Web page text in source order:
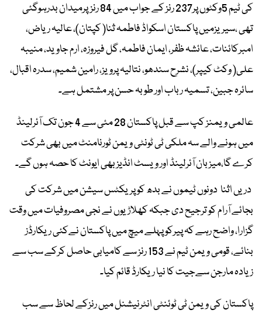
کی ٹیم 5وکٹوں پر237 رنز کے جواب میں 84 رنزپرمیدان بدرہوگئی
تھی ،سیریزمیں پاکستان اسکواڈ فاطمہ ثنا( کپتان)، عالیہ ریاض،
امبرکائنات، عائشہ ظفر، ایمان فاطمہ، گل فیروزہ، ارم جاوید، منیبہ
علی( وکٹ کیپر)، نشرح سندھو، نتالیہ پرویز، رامین شمیم، سدرہ اقبال،
سائرہ جبین، تسمیہ رباب اور طوبہ حسن پر مشتمل ہے۔
عالمی ویمنز کپ سے قبل پاکستان 28 مئی سے 4 جون تک آئرلینڈ
میں ہونے والے سہ ملکی ٹی ٹونٹی ویمن ٹورنامنٹ میں بھی شرکت
کرے گا،میزبان آئرلینڈ اور ویسٹ انڈیز بھی ایونٹ کا حصہ ہوں گے۔
دریں اثنا دونوں ٹیموں نے بدھ کو پریکٹس سیشن میں شرکت کی
بجائے آرام کو ترجیح دی جبکہ کھلاڑیوں نے نجی مصروفیات میں وقت
گزارا، واضح رہے کہ پیرکو پہلے میچ میں پاکستان نےکئی ریکارڈز
بنائے، قومی ویمن ٹیم نے 153 رنز سے کامیابی حاصل کرکے سب سے
زیادہ مارجن سےجیت کا نیا ریکارڈ قائم کیا۔
پاکستان کی ویمن ٹی ٹوئنٹی انٹرنیشنل میں رنزکے لحاظ سے سب